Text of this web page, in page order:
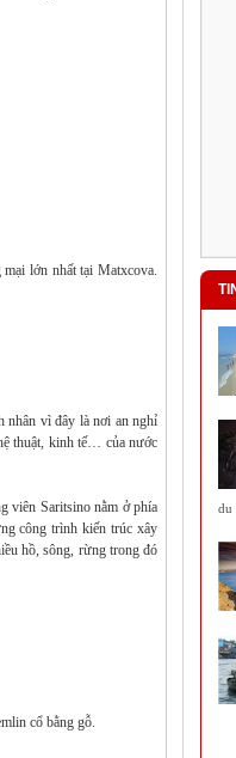
lớn nhất tại Matxcova.
nhân vì đây là nơi an nghỉ
thuật, kinh tế… của nước
viên Saritsino nằm ở phía
công trình kiến trúc xây
hồ, sông, rừng trong đó
cổ bằng gỗ.
Quảng Bình: Đưa vào khai thác
Tuyến du lịch Khám phá và trải
trải nghi...
Ba Bể vào danh sách 16 hồ đẹp nhất
du